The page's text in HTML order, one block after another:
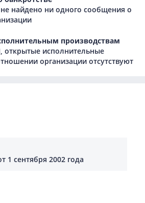
найдено ни одного сообщения о
производствам
исполнительные
организации отсутствуют
1 сентября 2002 года